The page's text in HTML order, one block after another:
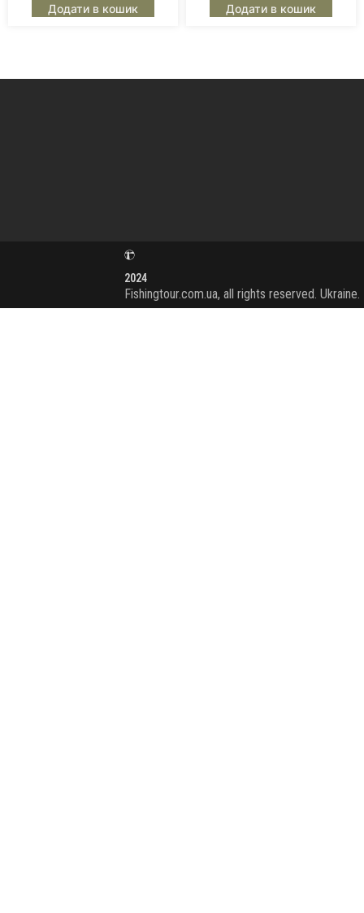
Додати в кошик Додати в кошик
2024
Fishingtour.com.ua, all rights reserved. Ukraine.